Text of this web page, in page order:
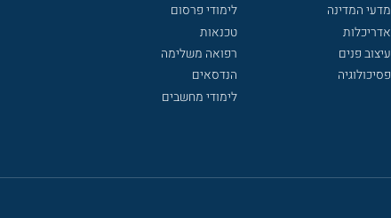
מדעי המדינה
אדריכלות
עיצוב פנים
פסיכולוגיה
לימודי פרסום
טכנאות
רפואה משלימה
הנדסאים
לימודי מחשבים